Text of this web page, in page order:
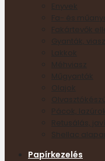
Enyvek
Fa- és
Fakártevők
Gyanták,
Lakkok
Méhviasz
Műgyanták
Olajok
Pácok,
Retusálás,
Papírkezelés